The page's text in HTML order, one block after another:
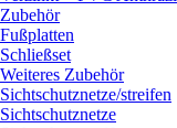
Zubehör
Fußplatten
Schließset
Weiteres Zubehör
Sichtschutznetze/streifen
Sichtschutznetze